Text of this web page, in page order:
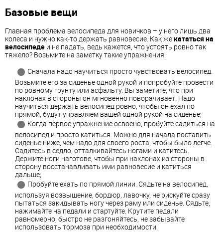
Базовые вещи
Главная проблема велосипеда для новичков – у него лишь два
колеса и нужно как-то держать равновесие. Как жекататься на
велосипеде и не падать, ведь кажется, что устоять ровно так
тяжело? Возьмите на заметку такие упражнения:
Сначала надо научиться просто чувствовать велосипед.
Возьмите его за сиденье одной рукой и попробуйте провести
по ровному грунту или асфальту. Вы заметите, что при
наклонах в стороны он мгновенно поворачивает. Надо
научиться держать велосипед ровно, чтобы он ехал по
прямой, будут управляем вашей одной рукой на сиденье;
Когда первое упражнение освоено, пробуйте садиться на
велосипед и просто катиться. Можно для начала поставить
сиденье ниже, чем надо для своего роста, чтобы было легче.
Садитесь в седло, отталкивайтесь ногами и катитесь.
Держите ноги наготове, чтобы при наклонах из стороны в
сторону восстанавливать ими равновесие и катиться
дальше;
Пробуйте ехать по прямой линии. Сядьте на велосипед,
используя возвышение, бордюр, лавочку, не рискуйте сразу
пытаться закидывать ногу через раму или сиденье. Сядьте,
нажимайте на педали и стартуйте. Крутите педали
равномерно, быстро не разгоняйтесь, не забывайте
использовать тормоза при необходимости.